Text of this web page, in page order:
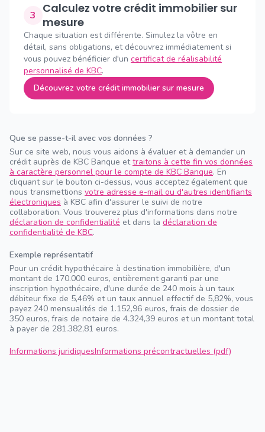
3
Calculez votre crédit immobilier sur
mesure
Chaque situation est différente. Simulez la vôtre en
détail, sans obligations, et découvrez immédiatement si
vous pouvez bénéficier d'un certificat de réalisabilité
personnalisé de KBC.
Découvrez votre crédit immobilier sur mesure
Que se passe-t-il avec vos données ?
Sur ce site web, nous vous aidons à évaluer et à demander un
crédit auprès de KBC Banque ettraitons à cette fin vos données
à caractère personnel pour le compte de KBC Banque. En
cliquant sur le bouton ci-dessus, vous acceptez également que
nous transmettions votre adresse e-mail ou d'autres identifiants
électroniques à KBC afin d'assurer le suivi de notre
collaboration. Vous trouverez plus d'informations dans notre
déclaration de confidentialité et dans la déclaration de
confidentialité de KBC.
Exemple représentatif
Pour un crédit hypothécaire à destination immobilière, d'un
montant de 170.000 euros, entièrement garanti par une
inscription hypothécaire, d'une durée de 240 mois à un taux
débiteur fixe de 5,46% et un taux annuel effectif de 5,82%, vous
payez 240 mensualités de 1.152,96 euros, frais de dossier de
350 euros, frais de notaire de 4.324,39 euros et un montant total
à payer de 281.382,81 euros.
Informations juridiquesInformations précontractuelles (pdf)